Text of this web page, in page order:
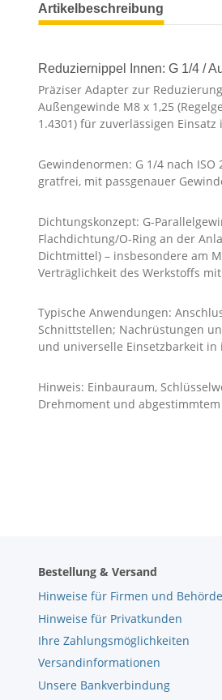
Artikelbeschreibung
Reduziernippel Innen: G 1/4 /
Präziser Adapter zur
Außengewinde M8 x 1,25
1.4301) für zuverlässigen
Gewindenormen: G 1/4 nach ISO
gratfrei, mit passgenauer
Dichtungskonzept: G-
Flachdichtung/O-Ring an der
Dichtmittel) – insbesondere am
Verträglichkeit des Werkstoffs
Typische Anwendungen:
Schnittstellen; Nachrüstungen
und universelle Einsetzbarkeit
Hinweis: Einbauraum,
Drehmoment und
Bestellung & Versand
Hinweise für Firmen und
Hinweise für Privatkunden
Ihre Zahlungsmöglichkeiten
Versandinformationen
Unsere Bankverbindung